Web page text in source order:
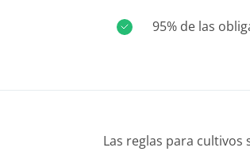
95% de las
Las reglas para cultivos